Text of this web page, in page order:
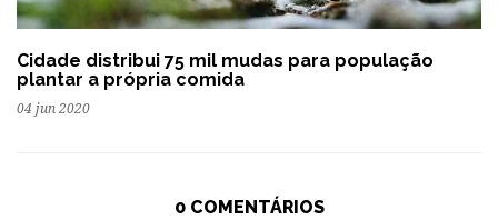
Cidade distribui 75 mil mudas para população
plantar a própria comida
04 jun 2020
0 COMENTÁRIOS